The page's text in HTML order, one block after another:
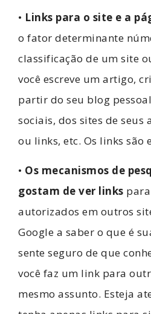
• Links para o site e a
o fator determinante
classificação de um site
você escreve um artigo,
partir do seu blog
sociais, dos sites de seus
ou links, etc. Os links são
• Os mecanismos de
gostam de ver links
autorizados em outros
Google a saber o que é
sente seguro de que
você faz um link para
mesmo assunto. Esteja